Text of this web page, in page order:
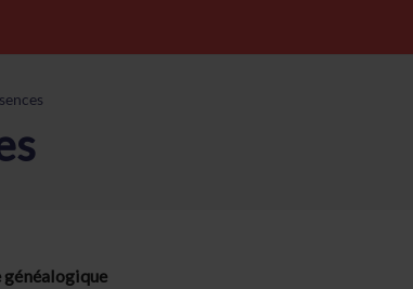
généalogique